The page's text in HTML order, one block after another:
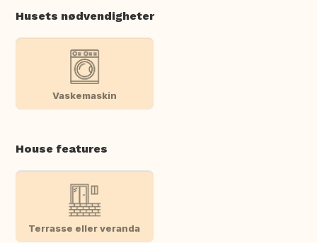
Husets nødvendigheter
Vaskemaskin
House features
Terrasse eller veranda